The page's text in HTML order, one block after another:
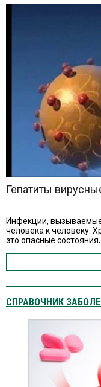
Гепатиты
Инфекции,
человека к человеку.
это опасные
СПРАВОЧНИК